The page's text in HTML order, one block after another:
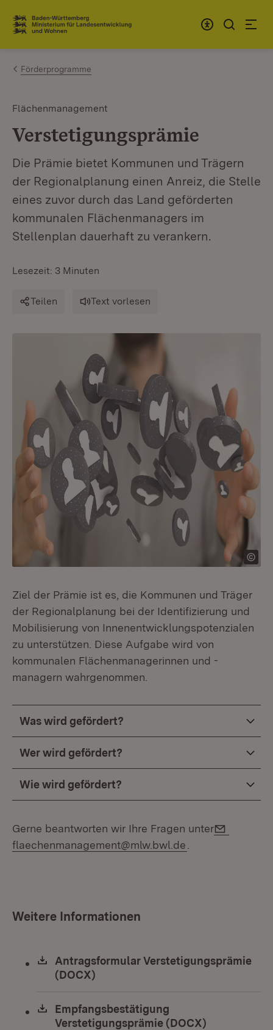
Zum Inhalt springen
Link zur Startseite
Förderprogramme
Flächenmanagement
Verstetigungsprämie
Die Prämie bietet Kommunen und Trägern
der Regionalplanung einen Anreiz, die Stelle
eines zuvor durch das Land geförderten
kommunalen Flächenmanagers im
Stellenplan dauerhaft zu verankern.
Lesezeit: 3 Minuten
Teilen Text vorlesen
Ziel der Prämie ist es, die Kommunen und Träger
der Regionalplanung bei der Identifizierung und
Mobilisierung von Innenentwicklungspotenzialen
zu unterstützen. Diese Aufgabe wird von
kommunalen Flächenmanagerinnen und -
managern wahrgenommen.
Was wird gefördert?
Wer wird gefördert?
Wie wird gefördert?
Gerne beantworten wir Ihre Fragen unter
flaechenmanagement@mlw.bwl.de
Weitere Informationen
Download:
Antragsformular Verstetigungsprämie
(DOCX)
Download:
Empfangsbestätigung
Verstetigungsprämie (DOCX)